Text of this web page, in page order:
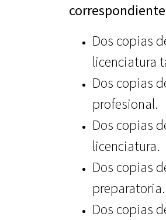
Dos copias
licenciatura
Dos copias
profesional.
Dos copias
licenciatura.
Dos copias
preparatoria.
Dos copias